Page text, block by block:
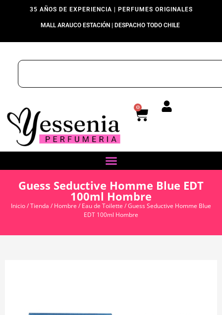
35 AÑOS DE EXPERIENCIA | PERFUMES ORIGINALES
MALL ARAUCO ESTACIÓN | DESPACHO TODO CHILE
0
Guess Seductive Homme Blue EDT
100ml Hombre
Inicio/Tienda / Hombre / Eau de Toilette / Guess Seductive Homme Blue
EDT 100ml Hombre